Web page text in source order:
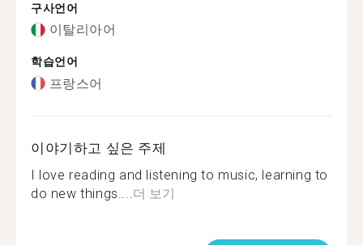
구사언어
이탈리아어
학습언어
프랑스어
이야기하고 싶은 주제
I love reading and listening to music, learning to
do new things.... 더 보기